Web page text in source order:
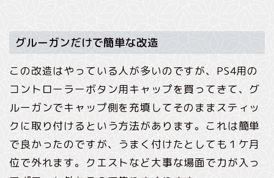
グルーガンだけで簡単な改造
この改造はやっている人が多いのですが、PS4用の
コントローラーボタン用キャップを買ってきて、グ
ルーガンでキャップ側を充填してそのままスティッ
クに取り付けるという方法があります。これは簡単
で良かったのですが、うまく付けたとしても１ケ月
位で外れます。クエストなど大事な場面で力が入っ